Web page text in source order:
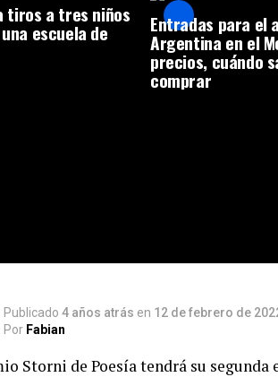
tiros a tres niños
escuela de Entradas para el
Argentina en el
precios, cuándo
comprar
Publicado 4 años atrás en 12 de febrero de
Por Fabian
Storni de Poesía tendrá su